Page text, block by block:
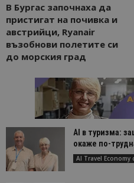
В Бургас започнаха да
пристигат на почивка и
австрийци, Ryanair
възобнови полетите си
до морския град
AI в туризма:
окаже по-
AI Travel Economy